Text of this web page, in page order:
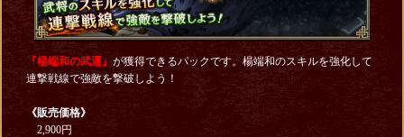
『楊端和の武運』 が獲得できるパックです。楊端和のスキルを強化して
連撃戦線で強敵を撃破しよう！
《販売価格》
2,900円